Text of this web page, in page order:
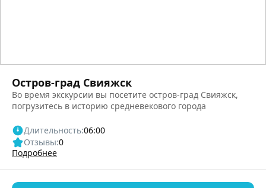
Остров-град Свияжск
Во время экскурсии вы посетите остров-град Свияжск,
погрузитесь в историю средневекового города
Длительность:06:00
Отзывы:0
Подробнее